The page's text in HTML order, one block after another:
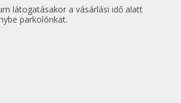
látogatásakor a vásárlási idő alatt
parkolónkat.